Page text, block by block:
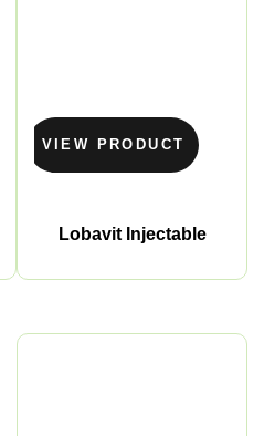
VIEW PRODUCT
Lobavit Injectable